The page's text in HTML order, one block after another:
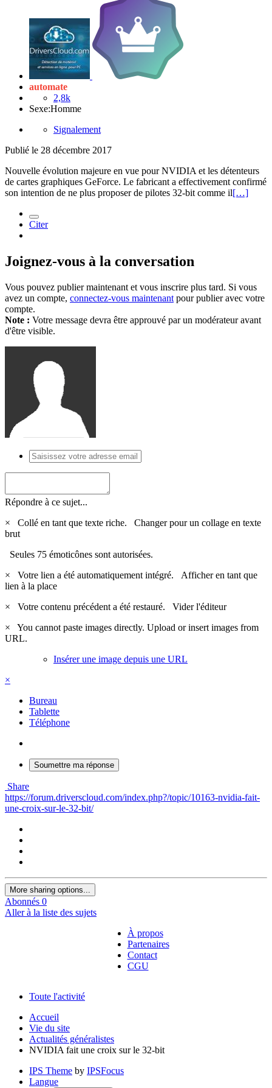
automate
2,8k
Sexe:Homme
Signalement
Publié le 28 décembre 2017
Nouvelle évolution majeure en vue pour NVIDIA et les détenteurs
de cartes graphiques GeForce. Le fabricant a effectivement confirmé
son intention de ne plus proposer de pilotes 32-bit comme il[…]
Citer
Joignez-vous à la conversation
Vous pouvez publier maintenant et vous inscrire plus tard. Si vous
avez un compte, connectez-vous maintenant pour publier avec votre
compte.
Note : Votre message devra être approuvé par un modérateur avant
d'être visible.
Répondre à ce sujet...
×
Collé en tant que texte riche. Changer pour un collage en texte
brut
Seules 75 émoticônes sont autorisées.
×
Votre lien a été automatiquement intégré. Afficher en tant que
lien à la place
×
Votre contenu précédent a été restauré. Vider l'éditeur
×
You cannot paste images directly. Upload or insert images from
URL.
Insérer une image depuis une URL
×
Bureau
Tablette
Téléphone
Soumettre ma réponse
Share
https://forum.driverscloud.com/index.php?/topic/10163-nvidia-fait-
une-croix-sur-le-32-bit/
More sharing options...
Abonnés 0
Aller à la liste des sujets
À propos
Partenaires
Contact
CGU
Toute l'activité
Accueil
Vie du site
Actualités généralistes
NVIDIA fait une croix sur le 32-bit
IPS Theme by IPSFocus
Langue